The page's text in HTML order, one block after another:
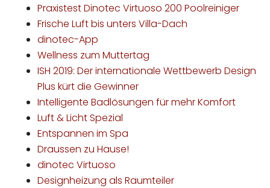
Praxistest Dinotec Virtuoso 200 Poolreiniger
Frische Luft bis unters Villa-Dach
dinotec-App
Wellness zum Muttertag
ISH 2019: Der internationale Wettbewerb Design
Plus kürt die Gewinner
Intelligente Badlösungen für mehr Komfort
Luft & Licht Spezial
Entspannen im Spa
Draussen zu Hause!
dinotec Virtuoso
Designheizung als Raumteiler